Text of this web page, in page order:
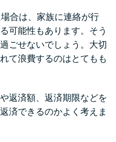
合は、家族に連絡が行
可能性もあります。そう
ごせないでしょう。大切
て浪費するのはとてもも
返済額、返済期限などを
済できるのかよく考えま